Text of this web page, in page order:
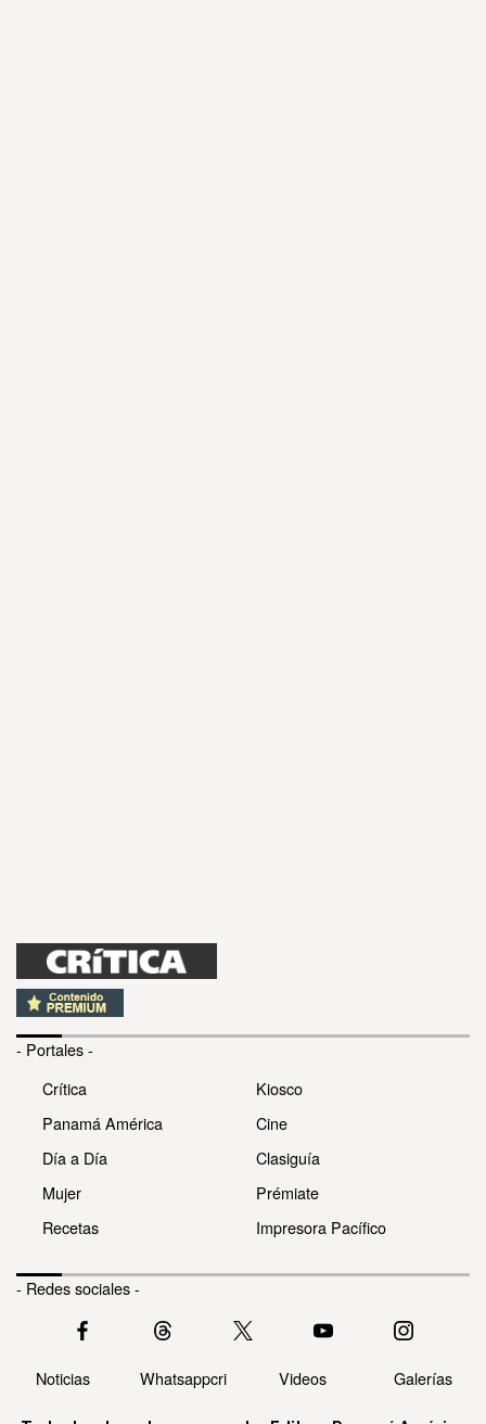
- Portales -
Crítica
Panamá América
Día a Día
Mujer
Recetas
Kiosco
Cine
Clasiguía
Prémiate
Impresora Pacífico
- Redes sociales -
Noticias Whatsappcri Videos Galerías